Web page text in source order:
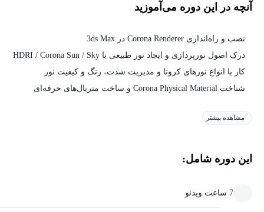
آنچه در این دوره می‌آموزید
نصب و راه‌اندازی Corona Renderer در 3ds Max
درک اصول نورپردازی و ایجاد نور طبیعی با HDRI / Corona Sun / Sky
کار با انواع نورهای کرونا و مدیریت شدت، رنگ و کیفیت نور
شناخت Corona Physical Material و ساخت متریال‌های حرفه‌ای
مشاهده بیشتر
این دوره شامل:
7 ساعت ویدئو